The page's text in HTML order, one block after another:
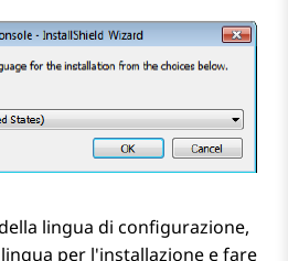
lingua di configurazione,
per l'installazione e fare